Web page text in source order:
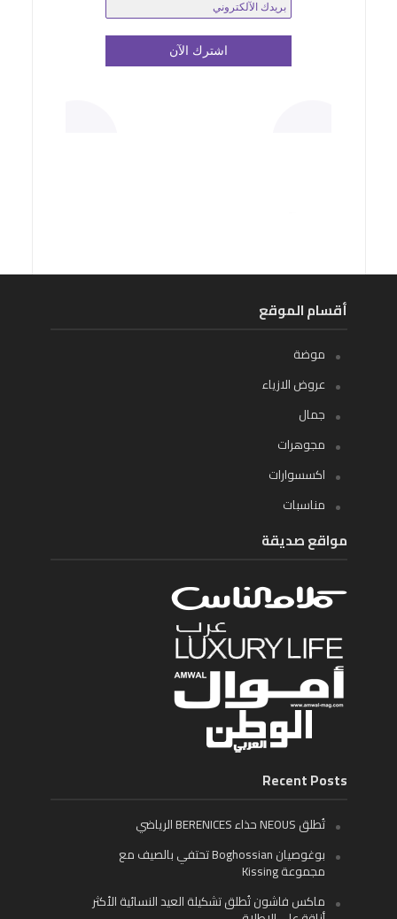
أقسام الموقع
موضة
عروض الازياء
جمال
مجوهرات
اكسسوارات
مناسبات
مواقع صديقة
Recent Posts
تُطلق NEOUS حذاء BERENICES الرياضي
بوغوصيان Boghossian تحتفي بالصيف مع
مجموعة Kissing
ماكس فاشون تُطلق تشكيلة العيد النسائية الأكثر